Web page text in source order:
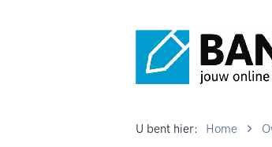
U bent hier: Home